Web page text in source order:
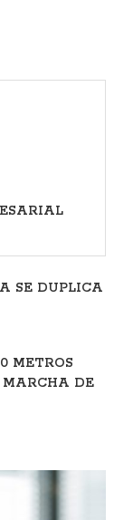
SE DUPLICA
METROS
MARCHA DE